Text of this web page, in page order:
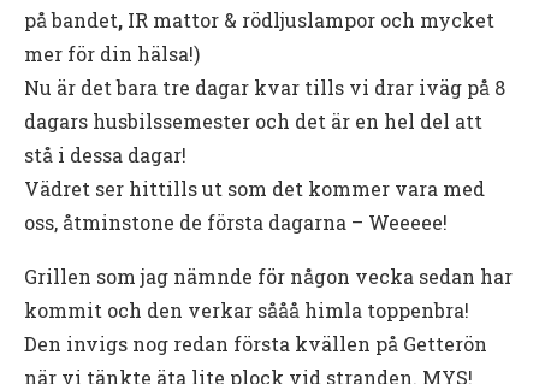
på bandet, IR mattor & rödljuslampor och mycket
mer för din hälsa!)
Nu är det bara tre dagar kvar tills vi drar iväg på 8
dagars husbilssemester och det är en hel del att
stå i dessa dagar!
Vädret ser hittills ut som det kommer vara med
oss, åtminstone de första dagarna – Weeeee!
Grillen som jag nämnde för någon vecka sedan har
kommit och den verkar sååå himla toppenbra!
Den invigs nog redan första kvällen på Getterön
när vi tänkte äta lite plock vid stranden. MYS!